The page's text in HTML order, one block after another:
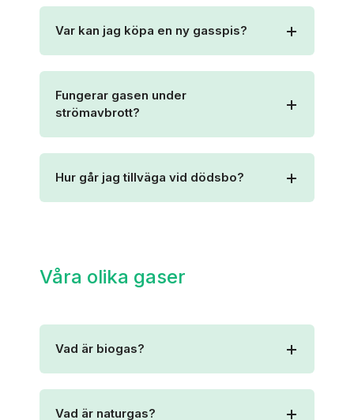
Var kan jag köpa en ny gasspis?
Fungerar gasen under
strömavbrott?
Hur går jag tillväga vid dödsbo?
Våra olika gaser
Vad är biogas?
Vad är naturgas?